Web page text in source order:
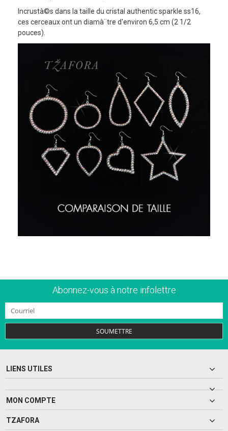
Incrustà©s dans la taille du cristal authentic sparkle ss16,
ces cerceaux ont un diamà¨tre d'environ 6,5 cm (2 1/2
pouces).
Abonnez-vous à notre infolettre
SOUMETTRE
LIENS UTILES
MON COMPTE
TZAFORA